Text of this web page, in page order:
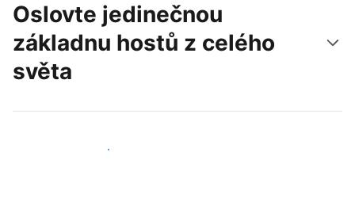
Oslovte jedinečnou
základnu hostů z celého
světa
Oslovit nové hosty už dnes